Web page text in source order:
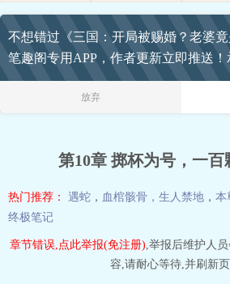
不想错过《三国：开局被赐婚？老婆
笔趣阁专用APP，作者更新立即推送！
放弃
第10章 掷杯为号，一百
热门推荐： 遇蛇 ， 血棺骸骨，生人禁地 ， 本
终极笔记
章节错误,点此举报(免注册),举报后维护人
容,请耐心等待,并刷新页